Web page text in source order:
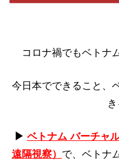
コロナ禍でもベトナ
今日本でできること、
き
▶︎ ベトナム バーチャ
遠隔視察） で、ベトナ